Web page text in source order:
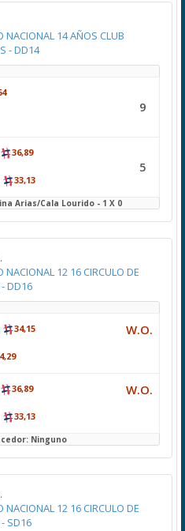
NACIONAL 14 AÑOS CLUB
- DD14
9
36,89
33,13
5
Arias/Cala Lourido - 1 X 0
NACIONAL 12 16 CIRCULO DE
DD16
34,15 W.O.
36,89
33,13
W.O.
Ninguno
NACIONAL 12 16 CIRCULO DE
SD16